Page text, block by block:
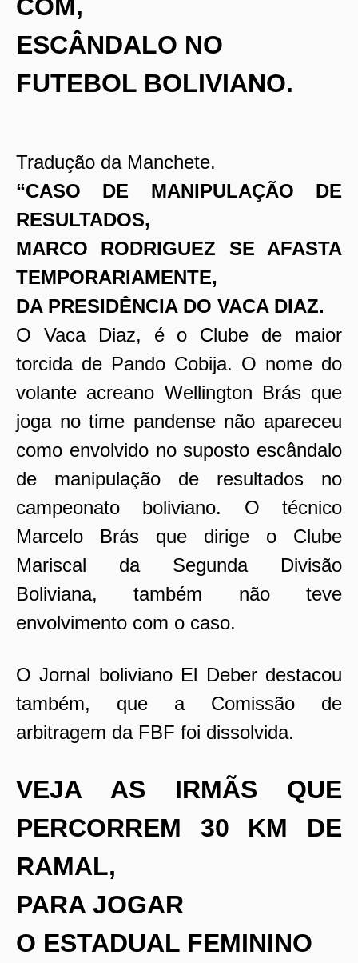
COM,
ESCÂNDALO NO
FUTEBOL BOLIVIANO.
Tradução da Manchete.
“CASO DE MANIPULAÇÃO DE
RESULTADOS,
MARCO RODRIGUEZ SE AFASTA
TEMPORARIAMENTE,
DA PRESIDÊNCIA DO VACA DIAZ.
O Vaca Diaz, é o Clube de maior
torcida de Pando Cobija. O nome do
volante acreano Wellington Brás que
joga no time pandense não apareceu
como envolvido no suposto escândalo
de manipulação de resultados no
campeonato boliviano. O técnico
Marcelo Brás que dirige o Clube
Mariscal da Segunda Divisão
Boliviana, também não teve
envolvimento com o caso.
O Jornal boliviano El Deber destacou
também, que a Comissão de
arbitragem da FBF foi dissolvida.
VEJA AS IRMÃS QUE
PERCORREM 30 KM DE
RAMAL,
PARA JOGAR
O ESTADUAL FEMININO